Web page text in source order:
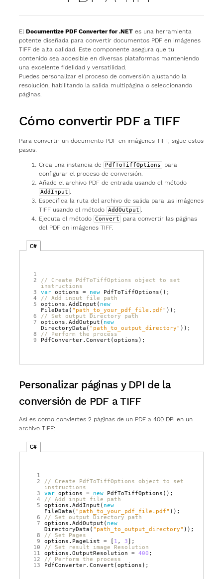
El Documentize PDF Converter for .NETes una herramienta
potente diseñada para convertir documentos PDF en imágenes
TIFF de alta calidad. Este componente asegura que tu
contenido sea accesible en diversas plataformas manteniendo
una excelente fidelidad y versatilidad.
Puedes personalizar el proceso de conversión ajustando la
resolución, habilitando la salida multipágina o seleccionando
páginas.
Cómo convertir PDF a TIFF
Para convertir un documento PDF en imágenes TIFF, sigue estos
pasos:
Crea una instancia de PdfToTiffOptions
para
configurar el proceso de conversión.
Añade el archivo PDF de entrada usando el método
AddInput .
Especifica la ruta del archivo de salida para las imágenes
TIFF usando el método AddOutput .
Ejecuta el método Convert
para convertir las páginas
del PDF en imágenes TIFF.
C#
1
2
// Create PdfToTiffOptions object to set
instructions
3
var options = new PdfToTiffOptions ();
4
// Add input file path
5
options .AddInput ( new
FileData ( "path_to_your_pdf_file.pdf" ));
6
// Set output Directory path
7
options .AddOutput ( new
DirectoryData ( "path_to_output_directory" ));
8
// Perform the process
9
PdfConverter.Convert (options );
Personalizar páginas y DPI de la
conversión de PDF a TIFF
Así es como conviertes 2 páginas de un PDF a 400 DPI en un
archivo TIFF:
C#
1
2
// Create PdfToTiffOptions object to set
instructions
3
var options = new PdfToTiffOptions ();
4
// Add input file path
5
options .AddInput ( new
FileData ( "path_to_your_pdf_file.pdf" ));
6
// Set output Directory path
7
options .AddOutput ( new
DirectoryData ( "path_to_output_directory" ));
8
// Set Pages
9
options . PageList = [ 1 , 3];
10
// Set result image Resolution
11
options .OutputResolution = 400 ;
12
// Perform the process
13
PdfConverter.Convert (options );